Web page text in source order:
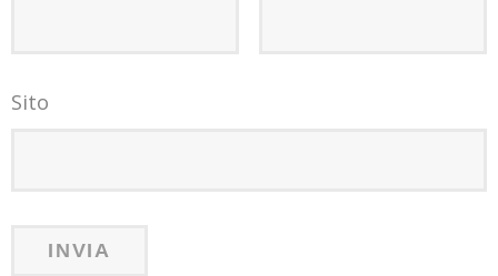
Sito